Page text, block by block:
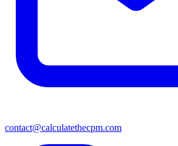
contact@calculatethecpm.com